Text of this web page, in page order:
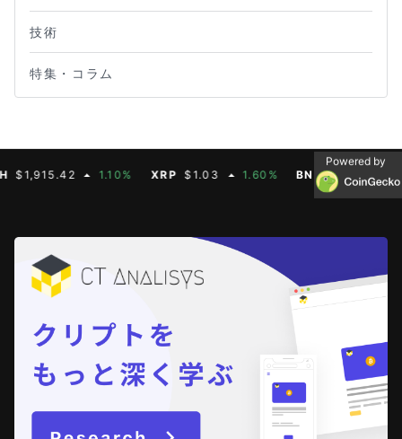
技術
特集・コラム
1.10% XRP $1.03 1.60% BNB $592.88
Powered by